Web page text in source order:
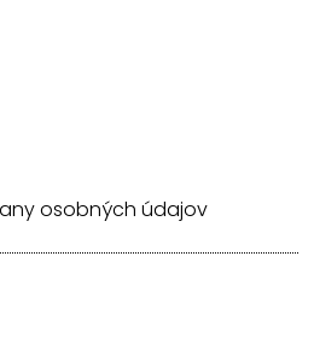
osobných údajov